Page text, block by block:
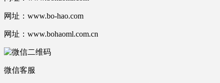
网址：www.bo-hao.com
网址：www.bohaoml.com.cn
微信客服